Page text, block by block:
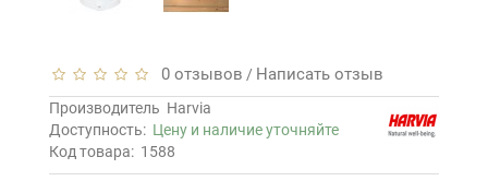
0 отзывов / Написать отзыв
Производитель Harvia
Доступность: Цену и наличие уточняйте
Код товара: 1588